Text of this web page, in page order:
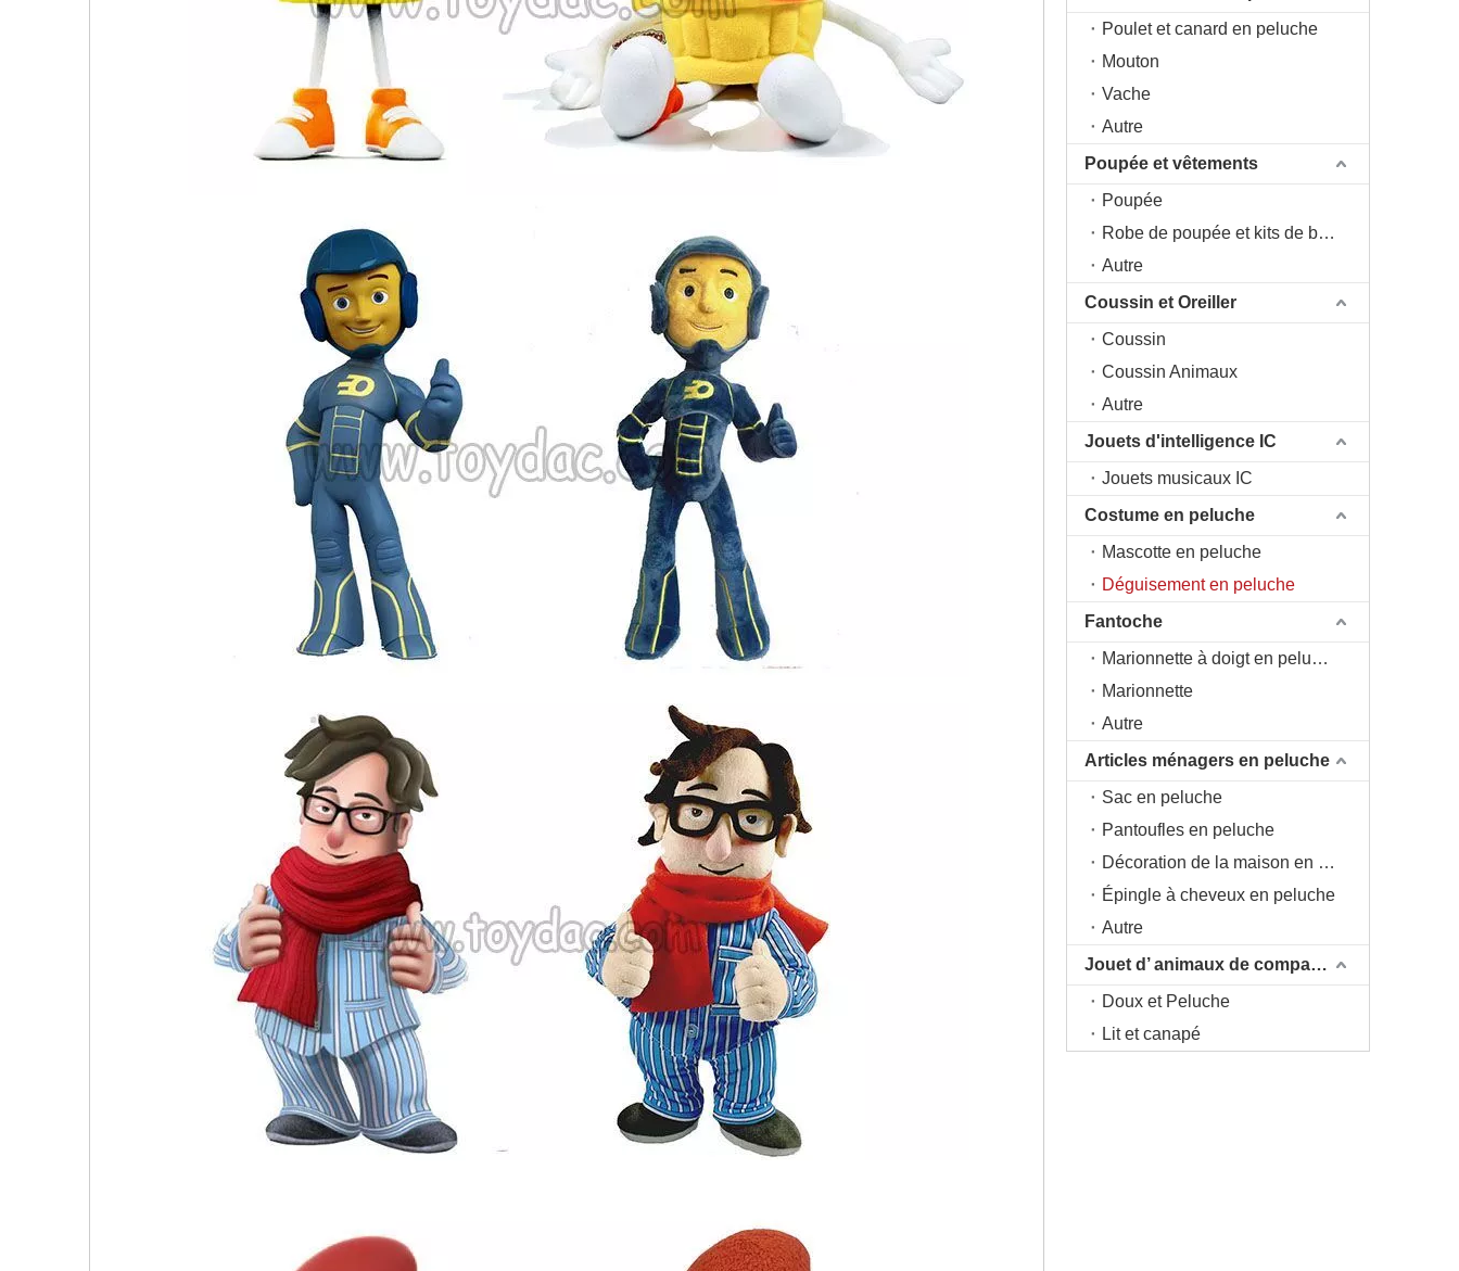
Poulet et canard en peluche
Mouton
Vache
Autre
Poupée et vêtements
Poupée
Robe de poupée et kits de bricolage
Autre
Coussin et Oreiller
Coussin
Coussin Animaux
Autre
Jouets d'intelligence IC
Jouets musicaux IC
Costume en peluche
Mascotte en peluche
Déguisement en peluche
Fantoche
Marionnette à doigt en peluche
Marionnette
Autre
Articles ménagers en peluche
Sac en peluche
Pantoufles en peluche
Décoration de la maison en peluche
Épingle à cheveux en peluche
Autre
Jouet d’ animaux de compagnie
Doux et Peluche
Lit et canapé